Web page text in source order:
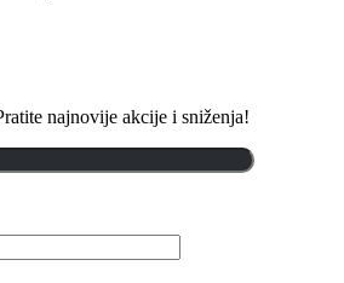
najnovije akcije i sniženja!